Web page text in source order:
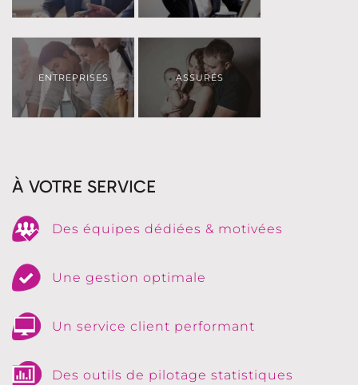
ENTREPRISES ASSURÉS
À VOTRE SERVICE
Des équipes dédiées & motivées
Une gestion optimale
Un service client performant
Des outils de pilotage statistiques